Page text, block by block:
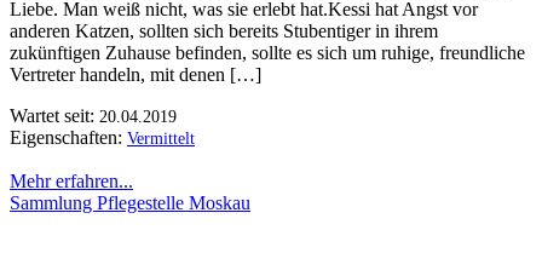
Liebe. Man weiß nicht, was sie erlebt hat.Kessi hat Angst vor
anderen Katzen, sollten sich bereits Stubentiger in ihrem
zukünftigen Zuhause befinden, sollte es sich um ruhige, freundliche
Vertreter handeln, mit denen […]
Wartet seit: 20.04.2019
Eigenschaften: Vermittelt
Mehr erfahren...
Sammlung Pflegestelle Moskau